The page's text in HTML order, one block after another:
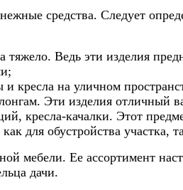
средства. Следует
тяжело. Ведь эти изделия
и кресла на уличном
Эти изделия отличный
кресла-качалки. Этот
для обустройства участка,
мебели. Ее ассортимент
дачи.